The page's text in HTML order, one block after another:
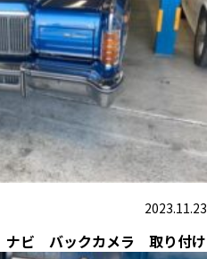
2023.11.23
ビ バックカメラ 取り付け